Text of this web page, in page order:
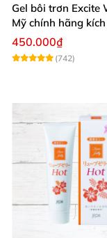
Gel bôi trơn Excite
Mỹ chính hãng
khoái cảm nữ
450.000₫
(742)